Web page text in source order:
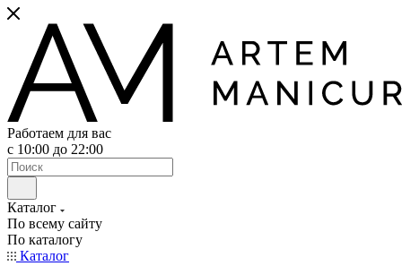
Работаем для вас
с 10:00 до 22:00
Каталог
По всему сайту
По каталогу
Каталог